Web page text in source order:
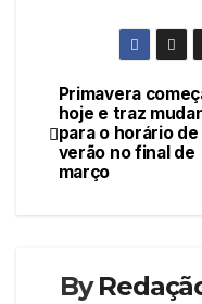
de
artigos
Primavera
hoje e traz
para o horário de
verão no final de
março
By